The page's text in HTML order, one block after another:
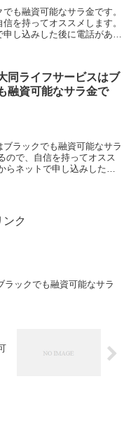
も融資可能なサラ金です。
を持ってオススメします。
し込みした後に電話があ
同ライフサービスはブ
融資可能なサラ金で
ラックでも融資可能なサラ
ので、自信を持ってオスス
ネットで申し込みした後
ンク
ラックでも融資可能なサラ